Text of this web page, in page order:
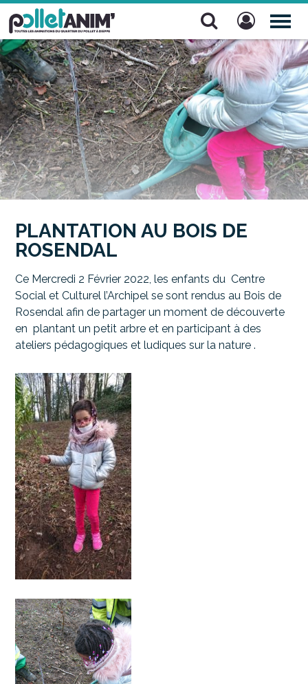
Pollet Anim'
PLANTATION AU BOIS DE
ROSENDAL
Ce Mercredi 2 Février 2022, les enfants du Centre
Social et Culturel l’Archipel se sont rendus au Bois de
Rosendal afin de partager un moment de découverte
en plantant un petit arbre et en participant à des
ateliers pédagogiques et ludiques sur la nature .